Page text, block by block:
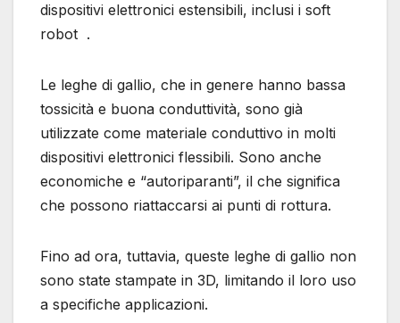
dispositivi elettronici estensibili, inclusi i soft
robot .
Le leghe di gallio, che in genere hanno bassa
tossicità e buona conduttività, sono già
utilizzate come materiale conduttivo in molti
dispositivi elettronici flessibili. Sono anche
economiche e “autoriparanti”, il che significa
che possono riattaccarsi ai punti di rottura.
Fino ad ora, tuttavia, queste leghe di gallio non
sono state stampate in 3D, limitando il loro uso
a specifiche applicazioni.